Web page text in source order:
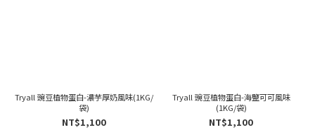
Tryall 豌豆植物蛋白-濃芋厚奶風味(1KG/
袋)
NT$1,100
Tryall 豌豆植物蛋白-海鹽可可風味
(1KG/袋)
NT$1,100